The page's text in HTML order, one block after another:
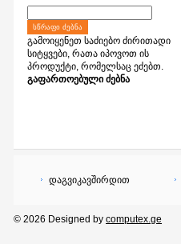
ᲡᲬᲠᲐᲤᲘ ᲫᲔᲑᲜᲐ
გამოიყენეთ საძიებო ძირითადი
სიტყვები, რათა იპოვოთ ის
პროდუქტი, რომელსაც ეძებთ.
გაფართოებული ძებნა
დაგვიკავშირდით
© 2026 Designed by computex.ge